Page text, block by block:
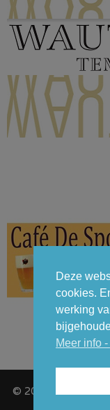
© 2026 - GCT
Deze
cookies.
werking
Meer info